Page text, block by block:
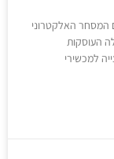
האלקטרוני